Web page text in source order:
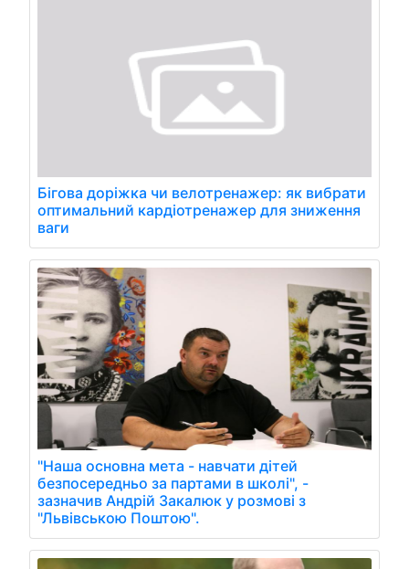
Бігова доріжка чи велотренажер: як вибрати
оптимальний кардіотренажер для зниження
ваги
"Наша основна мета - навчати дітей
безпосередньо за партами в школі", -
зазначив Андрій Закалюк у розмові з
"Львівською Поштою".